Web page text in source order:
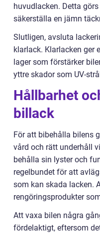
huvudlacken. Detta
säkerställa en jämn
Slutligen, avsluta
klarlack. Klarlacken ger
lager som förstärker
yttre skador som UV-
Hållbarhet
billack
För att bibehålla bilens
vård och rätt underhåll
behålla sin lyster och
regelbundet för att
som kan skada lacken.
rengöringsprodukter
Att vaxa bilen några
fördelaktigt, eftersom